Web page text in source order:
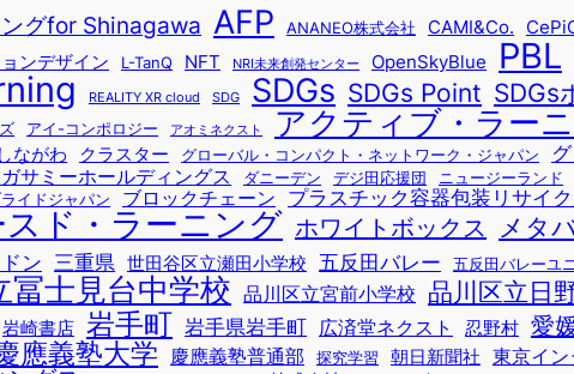
グfor Shinagawa AFP ANANEO株式会社 CAMI&Co.
ンデザイン L-TanQ NFT NRI未来創発センター OpenSkyBlue
PBL
REALITY XR cloud SDG SDGs SDGs Point SDGs
アイ-コンポロジー アオミネクスト アクティブ・ラー
ながわ クラスター グローバル・コンパクト・ネットワーク・ジャパン
サミーホールディングス ダニーデン デジ田応援団 ニュージーランド
イドジャパン ブロックチェーン プラスチック容器包装リサイ
ド・ラーニング ホワイトボックス メタ
ン 三重県 世田谷区立瀬田小学校 五反田バレー 五反田バレーユ
冨士見台中学校 品川区立宮前小学校 品川区立日
岩崎書店 岩手町 岩手県岩手町 広済堂ネクスト 忍野村 愛
應義塾大学 慶應義塾普通部 探究学習 朝日新聞社 東京イ